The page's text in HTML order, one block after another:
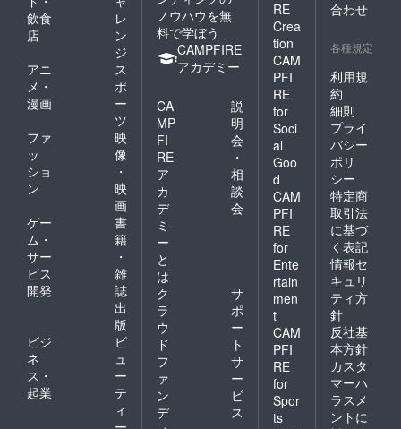
飲食
店
レ
ン
ジ
アニ
メ・
漫画
ス
ポ
ー
ツ
ファ
ッ
ショ
ン
映
像
・
映
画
ゲー
ム・
サー
ビス
開発
書
籍
・
雑
誌
出
版
ビジ
ネ
ス・
起業
ビ
ュ
ー
テ
ィ
ノウハウを無
料で学ぼう
CAMPFIRE
アカデミー
CA
MP
FI
RE
ア
カ
デ
ミ
ー
と
は
説
明
会
・
相
談
会
ク
ラ
ウ
ド
フ
ァ
ン
デ
サ
ポ
ー
ト
サ
ー
ビ
ス
RE
Crea
tion
CAM
PFI
RE
for
Soci
al
Goo
d
CAM
PFI
RE
for
Ente
rtain
men
t
CAM
PFI
RE
for
Spor
ts
合わせ
各種規定
利用規
約
細則
プライ
バシー
ポリ
シー
特定商
取引法
に基づ
く表記
情報セ
キュリ
ティ方
針
反社基
本方針
カスタ
マーハ
ラスメ
ントに